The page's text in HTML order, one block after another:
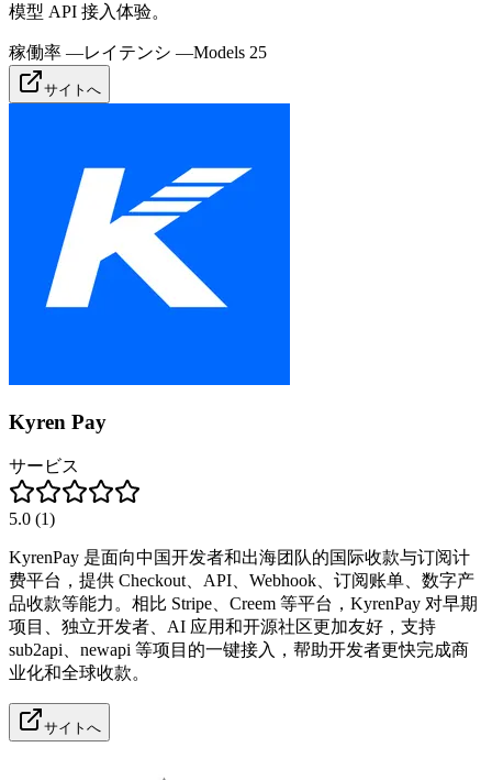
模型 API 接入体验。
稼働率 —レイテンシ —Models 25
サイトへ
Kyren Pay
サービス
5.0 (1)
KyrenPay 是面向中国开发者和出海团队的国际收款与订阅计
费平台，提供 Checkout、API、Webhook、订阅账单、数字产
品收款等能力。相比 Stripe、Creem 等平台，KyrenPay 对早期
项目、独立开发者、AI 应用和开源社区更加友好，支持
sub2api、newapi 等项目的一键接入，帮助开发者更快完成商
业化和全球收款。
サイトへ